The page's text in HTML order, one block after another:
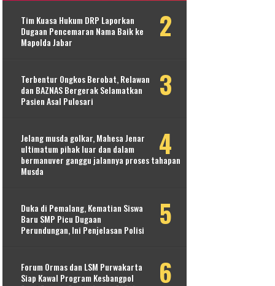
Tim Kuasa Hukum DRP Laporkan
Dugaan Pencemaran Nama Baik ke
Mapolda Jabar
Terbentur Ongkos Berobat, Relawan
dan BAZNAS Bergerak Selamatkan
Pasien Asal Pulosari
Jelang musda golkar, Mahesa Jenar
ultimatum pihak luar dan dalam
bermanuver ganggu jalannya proses tahapan
Musda
Duka di Pemalang, Kematian Siswa
Baru SMP Picu Dugaan
Perundungan, Ini Penjelasan Polisi
Forum Ormas dan LSM Purwakarta
Siap Kawal Program Kesbangpol